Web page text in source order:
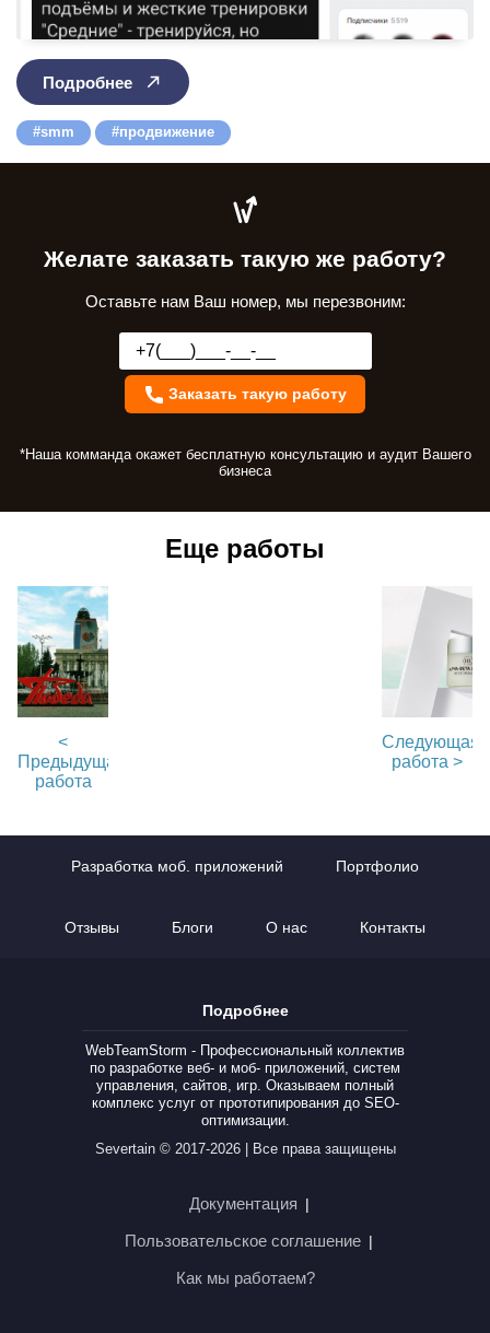
Подробнее
smm продвижение
Желате заказать такую же работу?
Оставьте нам Ваш номер, мы перезвоним:
Заказать такую работу
*Наша комманда окажет бесплатную консультацию и аудит Вашего
бизнеса
Еще работы
<
Предыдущая
работа
Следующая
работа >
Разработка моб. приложений Портфолио
Отзывы Блоги О нас Контакты
Подробнее
WebTeamStorm - Профессиональный коллектив
по разработке веб- и моб- приложений, систем
управления, сайтов, игр. Оказываем полный
комплекс услуг от прототипирования до SEO-
оптимизации.
Severtain © 2017-2026 | Все права защищены
Документация |
Пользовательское соглашение |
Как мы работаем?